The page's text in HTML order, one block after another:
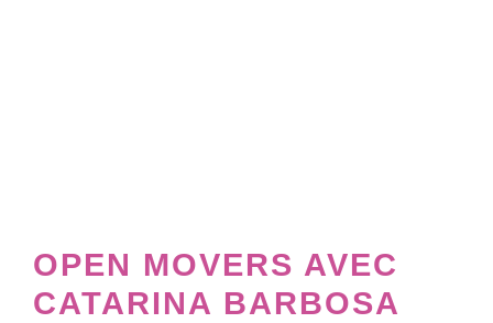
OPEN MOVERS AVEC
CATARINA BARBOSA